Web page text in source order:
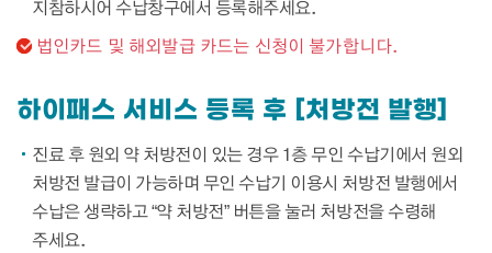
지참하시어 수납창구에서 등록해주세요.
법인카드 및 해외발급 카드는 신청이 불가합니다.
하이패스 서비스 등록 후 [처방전 발행]
진료 후 원외 약 처방전이 있는 경우 1층 무인 수납기에서 원외
처방전 발급이 가능하며 무인 수납기 이용시 처방전 발행에서
수납은 생략하고 “약 처방전” 버튼을 눌러 처방전을 수령해
주세요.